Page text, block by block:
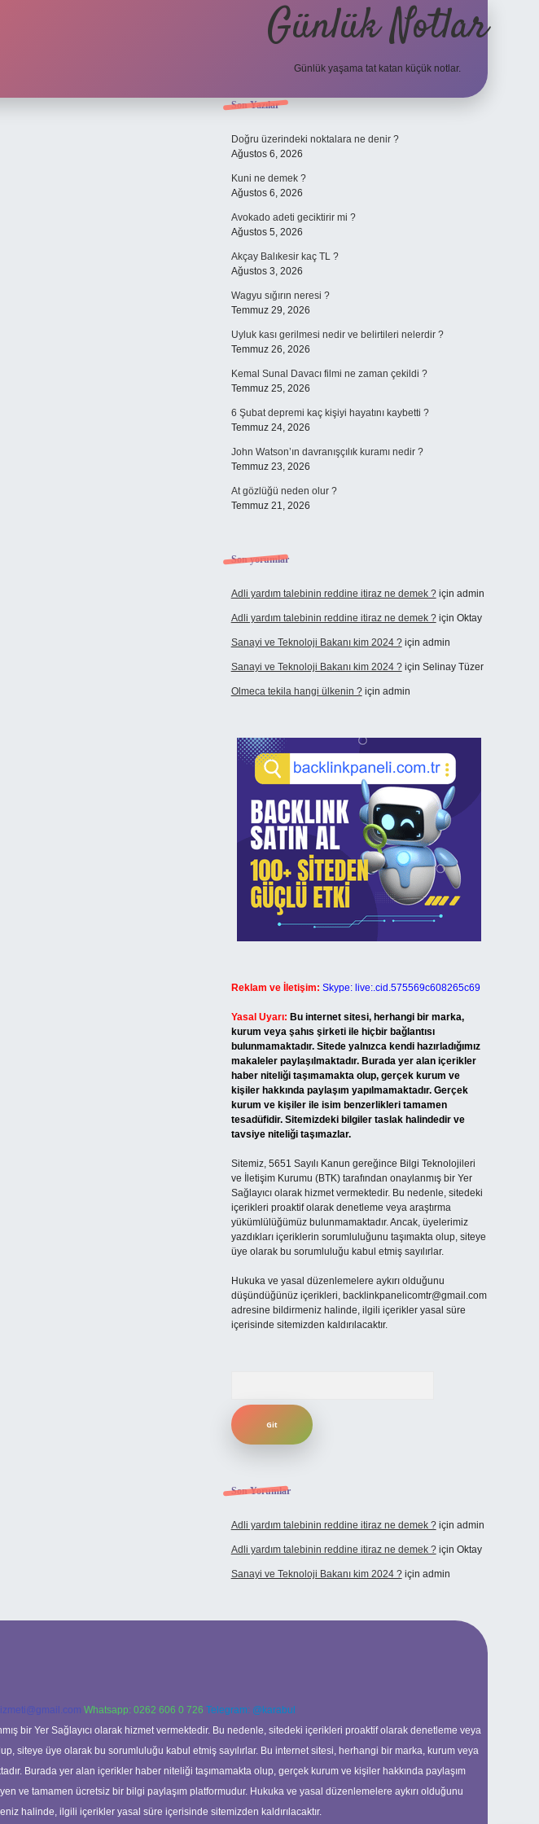
Günlük Notlar
Günlük yaşama tat katan küçük notlar.
Sidebar
Son Yazılar
Doğru üzerindeki noktalara ne denir ?
Ağustos 6, 2026
Kuni ne demek ?
Ağustos 6, 2026
Avokado adeti geciktirir mi ?
Ağustos 5, 2026
Akçay Balıkesir kaç TL ?
Ağustos 3, 2026
Wagyu sığırın neresi ?
Temmuz 29, 2026
Uyluk kası gerilmesi nedir ve belirtileri nelerdir ?
Temmuz 26, 2026
Kemal Sunal Davacı filmi ne zaman çekildi ?
Temmuz 25, 2026
6 Şubat depremi kaç kişiyi hayatını kaybetti ?
Temmuz 24, 2026
John Watson’ın davranışçılık kuramı nedir ?
Temmuz 23, 2026
At gözlüğü neden olur ?
Temmuz 21, 2026
Son yorumlar
Adli yardım talebinin reddine itiraz ne demek ?için admin
Adli yardım talebinin reddine itiraz ne demek ?için Oktay
Sanayi ve Teknoloji Bakanı kim 2024 ?için admin
Sanayi ve Teknoloji Bakanı kim 2024 ?için Selinay Tüzer
Olmeca tekila hangi ülkenin ?için admin
Reklam ve İletişim: Skype: live:.cid.575569c608265c69
Yasal Uyarı: Bu internet sitesi, herhangi bir marka,
kurum veya şahıs şirketi ile hiçbir bağlantısı
bulunmamaktadır. Sitede yalnızca kendi hazırladığımız
makaleler paylaşılmaktadır. Burada yer alan içerikler
haber niteliği taşımamakta olup, gerçek kurum ve
kişiler hakkında paylaşım yapılmamaktadır. Gerçek
kurum ve kişiler ile isim benzerlikleri tamamen
tesadüfidir. Sitemizdeki bilgiler taslak halindedir ve
tavsiye niteliği taşımazlar.
Sitemiz, 5651 Sayılı Kanun gereğince Bilgi Teknolojileri
ve İletişim Kurumu (BTK) tarafından onaylanmış bir Yer
Sağlayıcı olarak hizmet vermektedir. Bu nedenle, sitedeki
içerikleri proaktif olarak denetleme veya araştırma
yükümlülüğümüz bulunmamaktadır. Ancak, üyelerimiz
yazdıkları içeriklerin sorumluluğunu taşımakta olup, siteye
üye olarak bu sorumluluğu kabul etmiş sayılırlar.
Hukuka ve yasal düzenlemelere aykırı olduğunu
düşündüğünüz içerikleri, backlinkpanelicomtr@gmail.com
adresine bildirmeniz halinde, ilgili içerikler yasal süre
içerisinde sitemizden kaldırılacaktır.
Son Yorumlar
Adli yardım talebinin reddine itiraz ne demek ?için admin
Adli yardım talebinin reddine itiraz ne demek ?için Oktay
Sanayi ve Teknoloji Bakanı kim 2024 ?için admin
Whatsapp: 0262 606 0 726 Telegram: @karabul
bir Yer Sağlayıcı olarak hizmet vermektedir. Bu nedenle, sitedeki içerikleri proaktif olarak denetleme veya
siteye üye olarak bu sorumluluğu kabul etmiş sayılırlar. Bu internet sitesi, herhangi bir marka, kurum veya
Burada yer alan içerikler haber niteliği taşımamakta olup, gerçek kurum ve kişiler hakkında paylaşım
ve tamamen ücretsiz bir bilgi paylaşım platformudur. Hukuka ve yasal düzenlemelere aykırı olduğunu
halinde, ilgili içerikler yasal süre içerisinde sitemizden kaldırılacaktır.